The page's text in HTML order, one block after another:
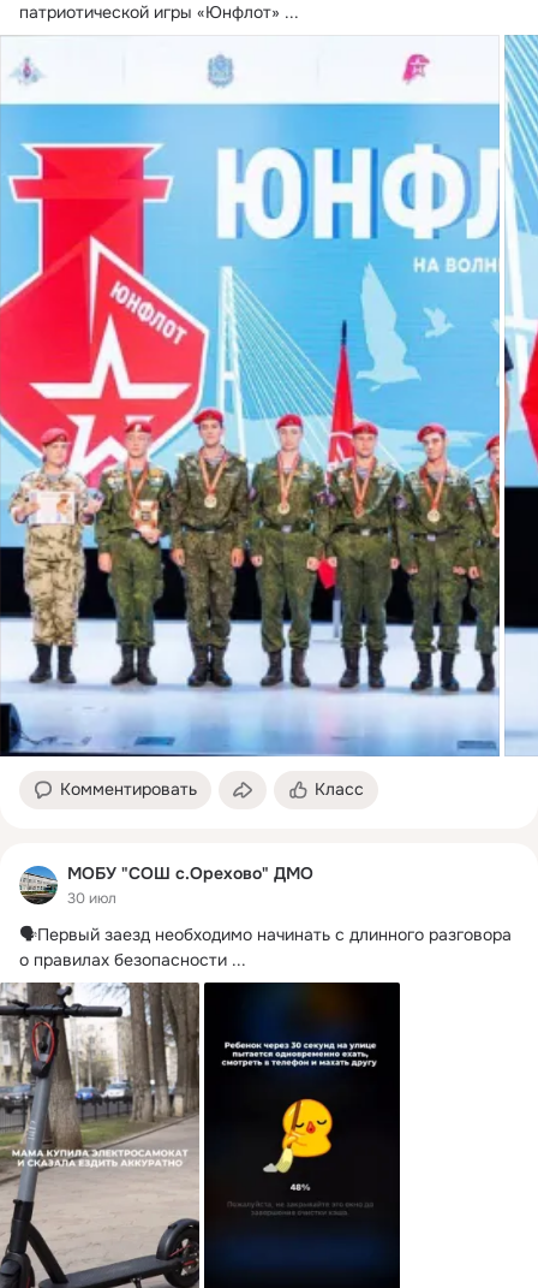
патриотической игры «Юнфлот» ...
Комментировать Класс
МОБУ "СОШ с.Орехово" ДМО
30 июл
🗣Первый заезд необходимо начинать с длинного разговора
о правилах безопасности ...